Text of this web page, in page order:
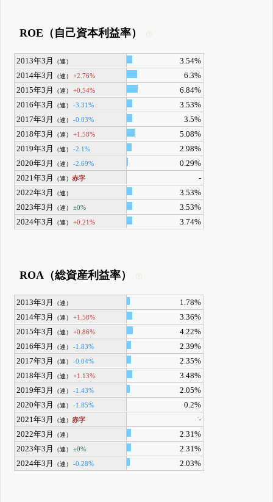
ROE（自己資本利益率）
2013年3月 （連）
3.54%
2014年3月
（連） +2.76%
6.3%
2015年3月
（連） +0.54%
6.84%
2016年3月
（連） -3.31%
3.53%
2017年3月
（連） -0.03%
3.5%
2018年3月
（連） +1.58%
5.08%
2019年3月
（連） -2.1%
2.98%
2020年3月
（連） -2.69%
0.29%
2021年3月
（連）赤字
-
2022年3月
（連）
3.53%
2023年3月
（連） ±0%
3.53%
2024年3月
（連） +0.21% 3.74%
ROA（総資産利益率）
2013年3月 （連）
1.78%
2014年3月
（連） +1.58%
3.36%
2015年3月
（連） +0.86%
4.22%
2016年3月
（連） -1.83%
2.39%
2017年3月
（連） -0.04%
2.35%
2018年3月
（連） +1.13%
3.48%
2019年3月
（連） -1.43%
2.05%
2020年3月
（連） -1.85%
0.2%
2021年3月
（連）赤字
-
2022年3月
（連）
2.31%
2023年3月
（連） ±0%
2.31%
2024年3月
（連） -0.28% 2.03%